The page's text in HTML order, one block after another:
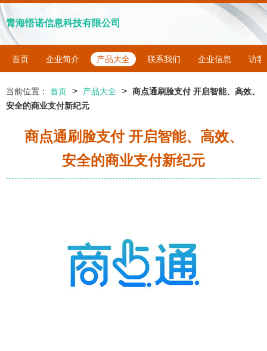
青海悟诺信息科技有限公司
首页 企业简介 产品大全 联系我们 企业信息 访客
当前位置： 首页 > 产品大全 > 商点通刷脸支付 开启智能、高效、
安全的商业支付新纪元
商点通刷脸支付 开启智能、高效、
安全的商业支付新纪元